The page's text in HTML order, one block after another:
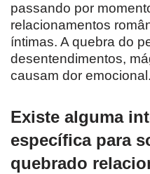
passando por
relacionamentos
íntimas. A quebra do
desentendimentos,
causam dor emocional.
Existe alguma
específica para
quebrado